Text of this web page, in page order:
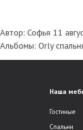
Автор: Софья 11
Альбомы: Orly
Наша
Гостиные
Спальни